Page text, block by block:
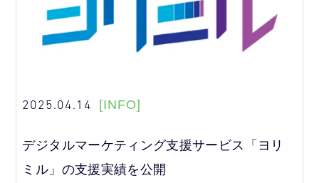
2025.04.14 [INFO]
デジタルマーケティング支援サービス「ヨリ
ミル」の支援実績を公開